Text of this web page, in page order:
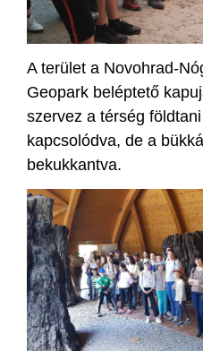
A terület a Novohrad-
Geopark beléptető
szervez a térség
kapcsolódva, de a
bekukkantva.